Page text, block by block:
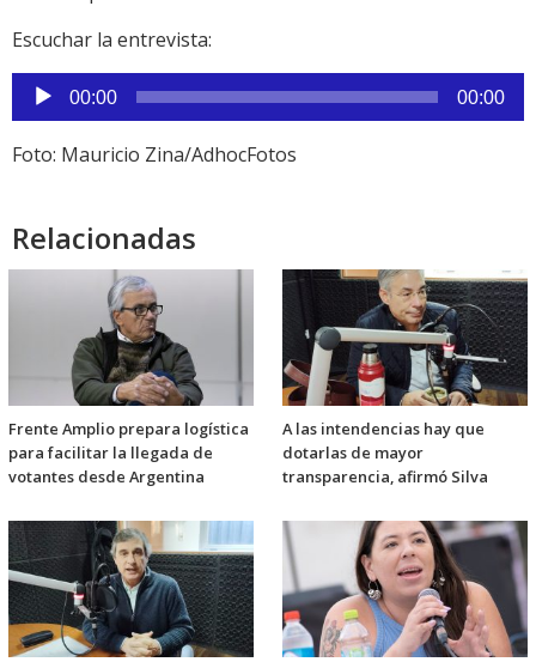
Escuchar la entrevista:
Reproductor
de
audio
00:00 00:00
Foto: Mauricio Zina/AdhocFotos
Relacionadas
Frente Amplio prepara logística
para facilitar la llegada de
votantes desde Argentina
A las intendencias hay que
dotarlas de mayor
transparencia, afirmó Silva